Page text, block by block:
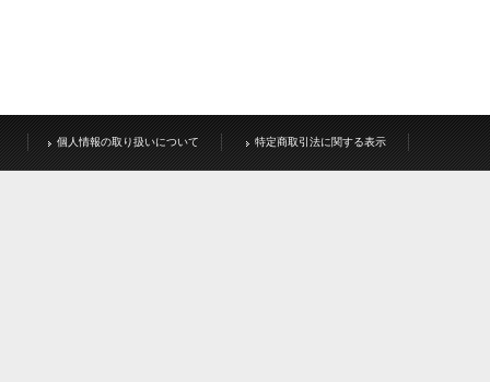
個人情報の取り扱いについて 特定商取引法に関する表示